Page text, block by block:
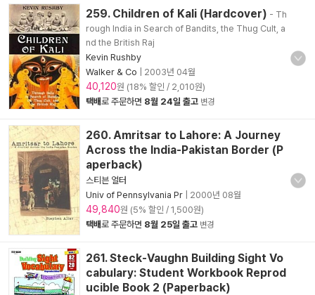
259. Children of Kali (Hardcover) - Th
rough India in Search of Bandits, the Thug Cult, a
nd the British Raj
Kevin Rushby
Walker & Co
2003년 04월
40,120원 (18% 할인 / 2,010원)
택배로 주문하면 8월 24일 출고 변경
260. Amritsar to Lahore: A Journey
Across the India-Pakistan Border (P
aperback)
스티븐 얼터
Univ of Pennsylvania Pr
2000년 08월
49,840원 (5% 할인 / 1,500원)
택배로 주문하면 8월 25일 출고 변경
261. Steck-Vaughn Building Sight Vo
cabulary: Student Workbook Reprod
ucible Book 2 (Paperback)